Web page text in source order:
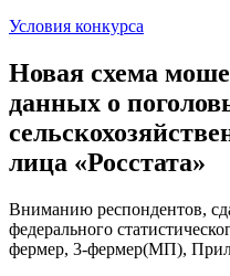
Условия конкурса
Новая схема
данных о
лица «Росстата»
Вниманию респондентов,
федерального
фермер, 3-фермер(МП),